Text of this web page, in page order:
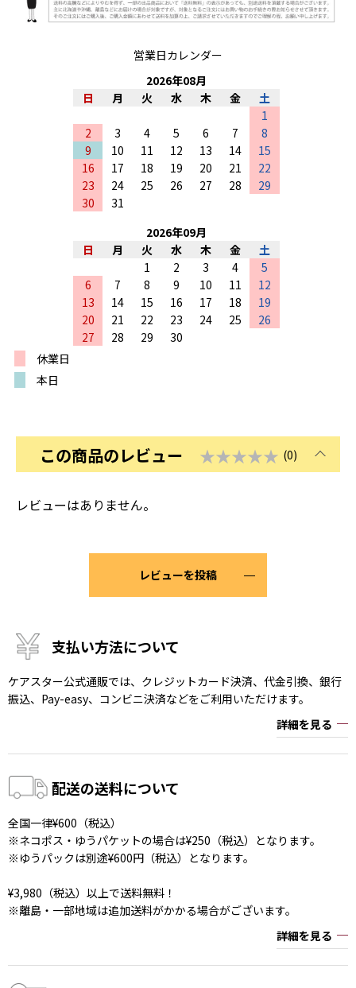
営業日カレンダー
2026年08月
日
月 火 水 木 金
土
1
2
3 4 5 6 7
8
9
10 11 12 13 14
15
16
17 18 19 20 21
22
23
24 25 26 27 28
29
30
31
2026年09月
日
月 火 水 木 金
土
1
2 3 4
5
6
7 8 9 10 11
12
13
14 15 16 17 18
19
20
21 22 23 24 25
26
27
28 29
30
休業日
本日
この商品のレビュー ★★★★★ (0)
レビューはありません。
レビューを投稿
支払い方法について
ケアスター公式通販では、クレジットカード決済、代金引換、銀行
振込、Pay-easy、コンビニ決済などをご利用いただけます。
詳細を見る
配送の送料について
全国一律¥600（税込）
※ネコポス・ゆうパケットの場合は¥250（税込）となります。
※ゆうパックは別途¥600円（税込）となります。
¥3,980（税込）以上で送料無料！
※離島・一部地域は追加送料がかかる場合がございます。
詳細を見る